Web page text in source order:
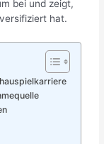
bei und zeigt,
hat.